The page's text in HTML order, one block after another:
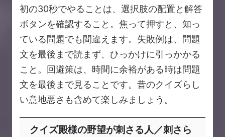
初の30秒でやることは、選択肢の配置と解答
ボタンを確認すること。焦って押すと、知っ
ている問題でも間違えます。失敗例は、問題
文を最後まで読まず、ひっかけに引っかかる
こと。回避策は、時間に余裕がある時は問題
文を最後まで見ることです。昔のクイズらし
い意地悪さも含めて楽しみましょう。
クイズ殿様の野望が刺さる人／刺さら